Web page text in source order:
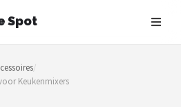
Spot
/
Keukenmixers